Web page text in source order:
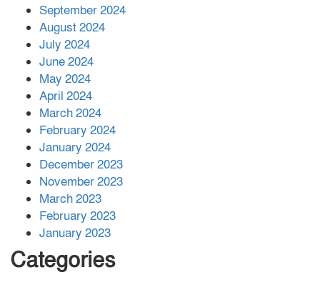
September 2024
August 2024
July 2024
June 2024
May 2024
April 2024
March 2024
February 2024
January 2024
December 2023
November 2023
March 2023
February 2023
January 2023
Categories